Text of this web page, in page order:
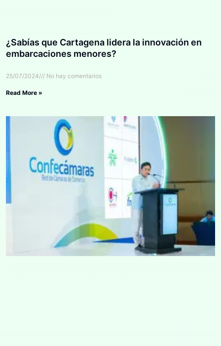
¿Sabías que Cartagena lidera la innovación en
embarcaciones menores?
25/07/2024 No hay comentarios
Read More »